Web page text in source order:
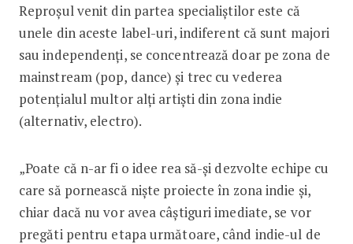
Reproșul venit din partea specialiștilor este că
unele din aceste label-uri, indiferent că sunt majori
sau independenți, se concentrează doar pe zona de
mainstream (pop, dance) și trec cu vederea
potențialul multor alți artiști din zona indie
(alternativ, electro).
„Poate că n-ar fi o idee rea să-și dezvolte echipe cu
care să pornească niște proiecte în zona indie și,
chiar dacă nu vor avea câștiguri imediate, se vor
pregăti pentru etapa următoare, când indie-ul de